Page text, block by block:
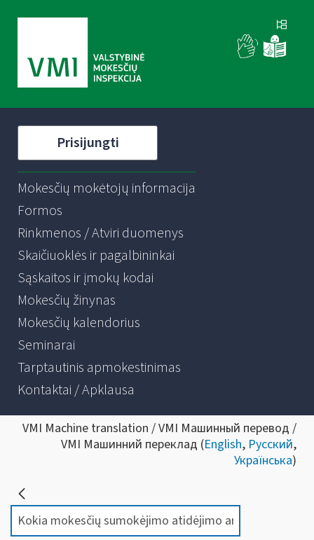
Prisijungti
Mokesčių mokėtojų informacija
Formos
Rinkmenos / Atviri duomenys
Skaičiuoklės ir pagalbininkai
Sąskaitos ir įmokų kodai
Mokesčių žinynas
Mokesčių kalendorius
Seminarai
Tarptautinis apmokestinimas
Kontaktai / Apklausa
VMI Machine translation / VMI Машинный перевод /
VMI Машинний переклад (English, Русский,
Українська)